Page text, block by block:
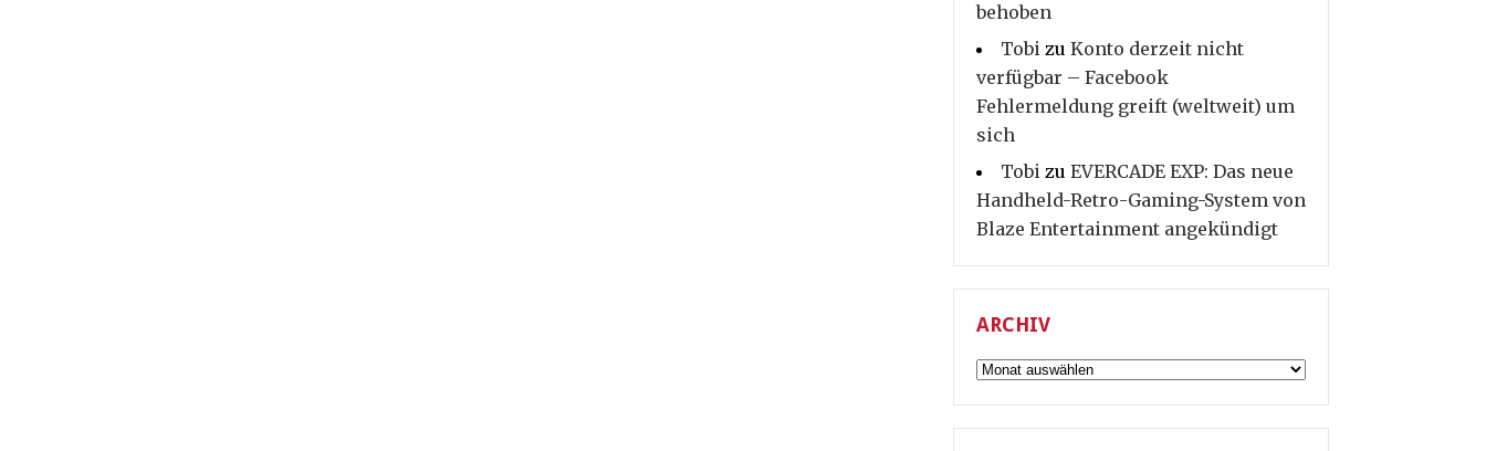
behoben
Tobi zu Konto derzeit nicht
verfügbar – Facebook
Fehlermeldung greift (weltweit) um
sich
Tobi zu EVERCADE EXP: Das neue
Handheld-Retro-Gaming-System von
Blaze Entertainment angekündigt
ARCHIV
Archiv